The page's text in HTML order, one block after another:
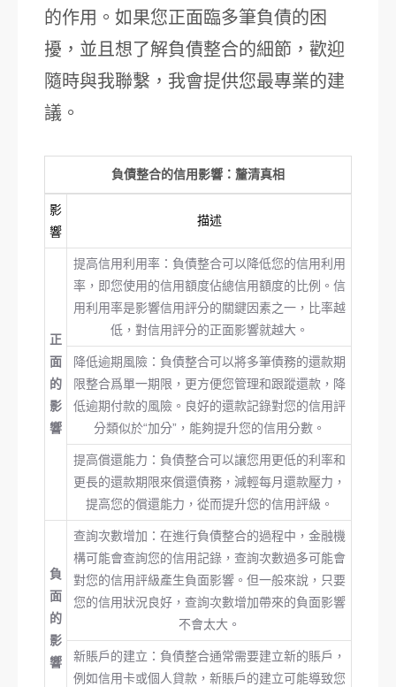
的作用。如果您正面臨多筆負債的困
擾，並且想了解負債整合的細節，歡迎
隨時與我聯繫，我會提供您最專業的建
議。
負債整合的信用影響：釐清真相
影
響
描述
正
面
的
影
響
提高信用利用率：負債整合可以降低您的信用利用
率，即您使用的信用額度佔總信用額度的比例。信
用利用率是影響信用評分的關鍵因素之一，比率越
低，對信用評分的正面影響就越大。
降低逾期風險：負債整合可以將多筆債務的還款期
限整合爲單一期限，更方便您管理和跟蹤還款，降
低逾期付款的風險。良好的還款記錄對您的信用評
分類似於“加分”，能夠提升您的信用分數。
提高償還能力：負債整合可以讓您用更低的利率和
更長的還款期限來償還債務，減輕每月還款壓力，
提高您的償還能力，從而提升您的信用評級。
負
面
的
影
響
查詢次數增加：在進行負債整合的過程中，金融機
構可能會查詢您的信用記錄，查詢次數過多可能會
對您的信用評級產生負面影響。但一般來說，只要
您的信用狀況良好，查詢次數增加帶來的負面影響
不會太大。
新賬戶的建立：負債整合通常需要建立新的賬戶，
例如信用卡或個人貸款，新賬戶的建立可能導致您